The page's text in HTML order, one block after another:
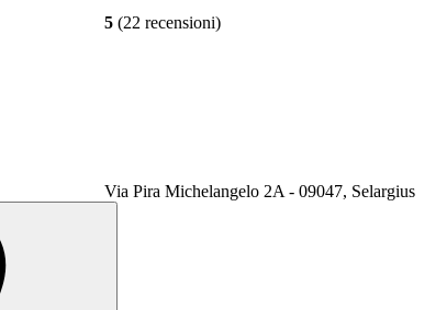
5 (22 recensioni)
Via Pira Michelangelo 2A - 09047, Selargius